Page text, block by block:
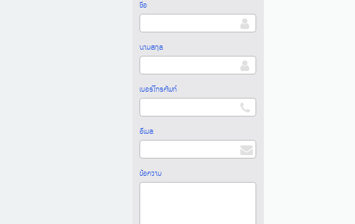
ชื่อ
นามสกุล
เบอร์โทรศัพท์
อีเมล
ข้อความ